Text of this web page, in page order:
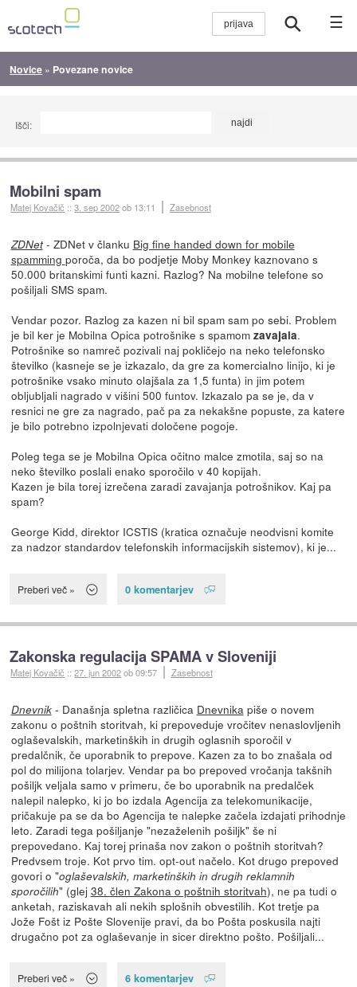
☰
Novice » Povezane novice
Išči:
Mobilni spam
Matej Kovačič ::3. sep 2002ob 13:11 Zasebnost
ZDNet- ZDNet v članku Big fine handed down for mobile
spamming poroča, da bo podjetje Moby Monkey kaznovano s
50.000 britanskimi funti kazni. Razlog? Na mobilne telefone so
pošiljali SMS spam.
Vendar pozor. Razlog za kazen ni bil spam sam po sebi. Problem
je bil ker je Mobilna Opica potrošnike s spamom zavajala.
Potrošnike so namreč pozivali naj pokličejo na neko telefonsko
številko (kasneje se je izkazalo, da gre za komercialno linijo, ki je
potrošnike vsako minuto olajšala za 1,5 funta) in jim potem
obljubljali nagrado v višini 500 funtov. Izkazalo pa se je, da v
resnici ne gre za nagrado, pač pa za nekakšne popuste, za katere
je bilo potrebno izpolnjevati določene pogoje.
Poleg tega se je Mobilna Opica očitno malce zmotila, saj so na
neko številko poslali enako sporočilo v 40 kopijah.
Kazen je bila torej izrečena zaradi zavajanja potrošnikov. Kaj pa
spam?
George Kidd, direktor ICSTIS (kratica označuje neodvisni komite
za nadzor standardov telefonskih informacijskih sistemov), ki je...
Preberi več » 0 komentarjev
Zakonska regulacija SPAMA v Sloveniji
Matej Kovačič ::27. jun 2002ob 09:57 Zasebnost
Dnevnik- Današnja spletna različica Dnevnika piše o novem
zakonu o poštnih storitvah, ki prepoveduje vročitev nenaslovljenih
oglaševalskih, marketinških in drugih oglasnih sporočil v
predalčnik, če uporabnik to prepove. Kazen za to bo znašala od
pol do milijona tolarjev. Vendar pa bo prepoved vročanja takšnih
pošiljk veljala samo v primeru, če bo uporabnik na predalček
nalepil nalepko, ki jo bo izdala Agencija za telekomunikacije,
pričakuje pa se da bo Agencija te nalepke začela izdajati prihodnje
leto. Zaradi tega pošiljanje "nezaželenih pošiljk" še ni
prepovedano. Kaj torej prinaša nov zakon o poštnih storitvah?
Predvsem troje. Kot prvo tim. opt-out načelo. Kot drugo prepoved
govori o "oglaševalskih, marketinških in drugih reklamnih
sporočilih" (glej 38. člen Zakona o poštnih storitvah), ne pa tudi o
anketah, raziskavah ali nekih splošnih obvestilih. Kot tretje pa
Jože Fošt iz Pošte Slovenije pravi, da bo Pošta poskusila najti
drugačno pot za oglaševanje in sicer direktno pošto. Pošiljali...
Preberi več » 6 komentarjev